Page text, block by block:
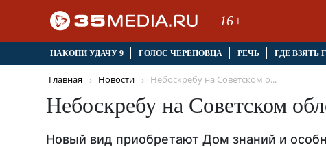
16+
НАКОПИ УДАЧУ 9 ГОЛОС ЧЕРЕПОВЦА РЕЧЬ ГДЕ ВЗЯТЬ
Главная Новости Небоскребу на Советском о...
Небоскребу на Советском
Новый вид приобретают Дом знаний и